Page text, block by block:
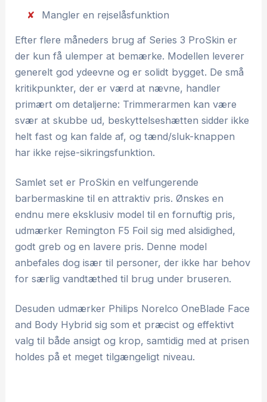
Mangler en rejselåsfunktion
Efter flere måneders brug af Series 3 ProSkin er
der kun få ulemper at bemærke. Modellen leverer
generelt god ydeevne og er solidt bygget. De små
kritikpunkter, der er værd at nævne, handler
primært om detaljerne: Trimmerarmen kan være
svær at skubbe ud, beskyttelseshætten sidder ikke
helt fast og kan falde af, og tænd/sluk-knappen
har ikke rejse-sikringsfunktion.
Samlet set er ProSkin en velfungerende
barbermaskine til en attraktiv pris. Ønskes en
endnu mere eksklusiv model til en fornuftig pris,
udmærker Remington F5 Foil sig med alsidighed,
godt greb og en lavere pris. Denne model
anbefales dog især til personer, der ikke har behov
for særlig vandtæthed til brug under bruseren.
Desuden udmærker Philips Norelco OneBlade Face
and Body Hybrid sig som et præcist og effektivt
valg til både ansigt og krop, samtidig med at prisen
holdes på et meget tilgængeligt niveau.